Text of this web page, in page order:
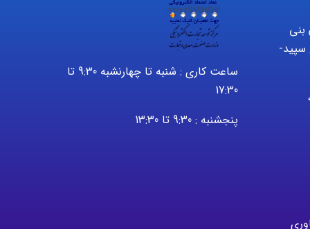
بنی
شماره تماس: 22325536 – 021 ،
ساعت کاری : شنبه تا چهارنشبه 9:30 تا
17:30
پنجشنبه : 9:30 تا 13:30